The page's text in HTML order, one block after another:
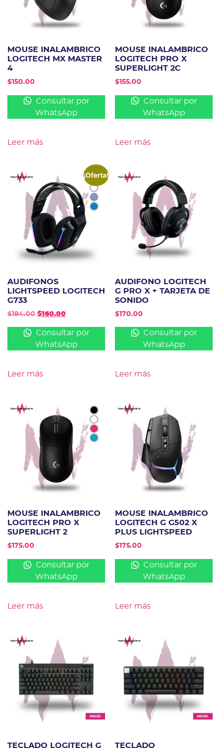
MOUSE INALAMBRICO
LOGITECH MX MASTER
4
$150.00
Consultar por
WhatsApp
Leer más
MOUSE INALAMBRICO
LOGITECH PRO X
SUPERLIGHT 2C
$155.00
Consultar por
WhatsApp
Leer más
¡Oferta!
AUDIFONOS
LIGHTSPEED LOGITECH
G733
$184.00 $160.00
Consultar por
WhatsApp
Leer más
AUDIFONO LOGITECH
G PRO X + TARJETA DE
SONIDO
$170.00
Consultar por
WhatsApp
Leer más
MOUSE INALAMBRICO
LOGITECH PRO X
SUPERLIGHT 2
$175.00
Consultar por
WhatsApp
Leer más
MOUSE INALAMBRICO
LOGITECH G G502 X
PLUS LIGHTSPEED
$175.00
Consultar por
WhatsApp
Leer más
TECLADO LOGITECH G TECLADO